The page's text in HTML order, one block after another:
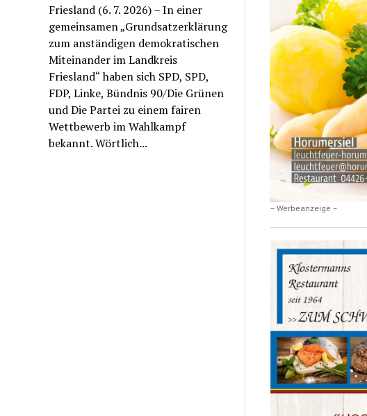
Friesland (6. 7. 2026) – In einer
gemeinsamen „Grundsatzerklärung
zum anständigen demokratischen
Miteinander im Landkreis
Friesland“ haben sich SPD, SPD,
FDP, Linke, Bündnis 90/Die Grünen
und Die Partei zu einem fairen
Wettbewerb im Wahlkampf
bekannt. Wörtlich...
– Werbeanzeige –